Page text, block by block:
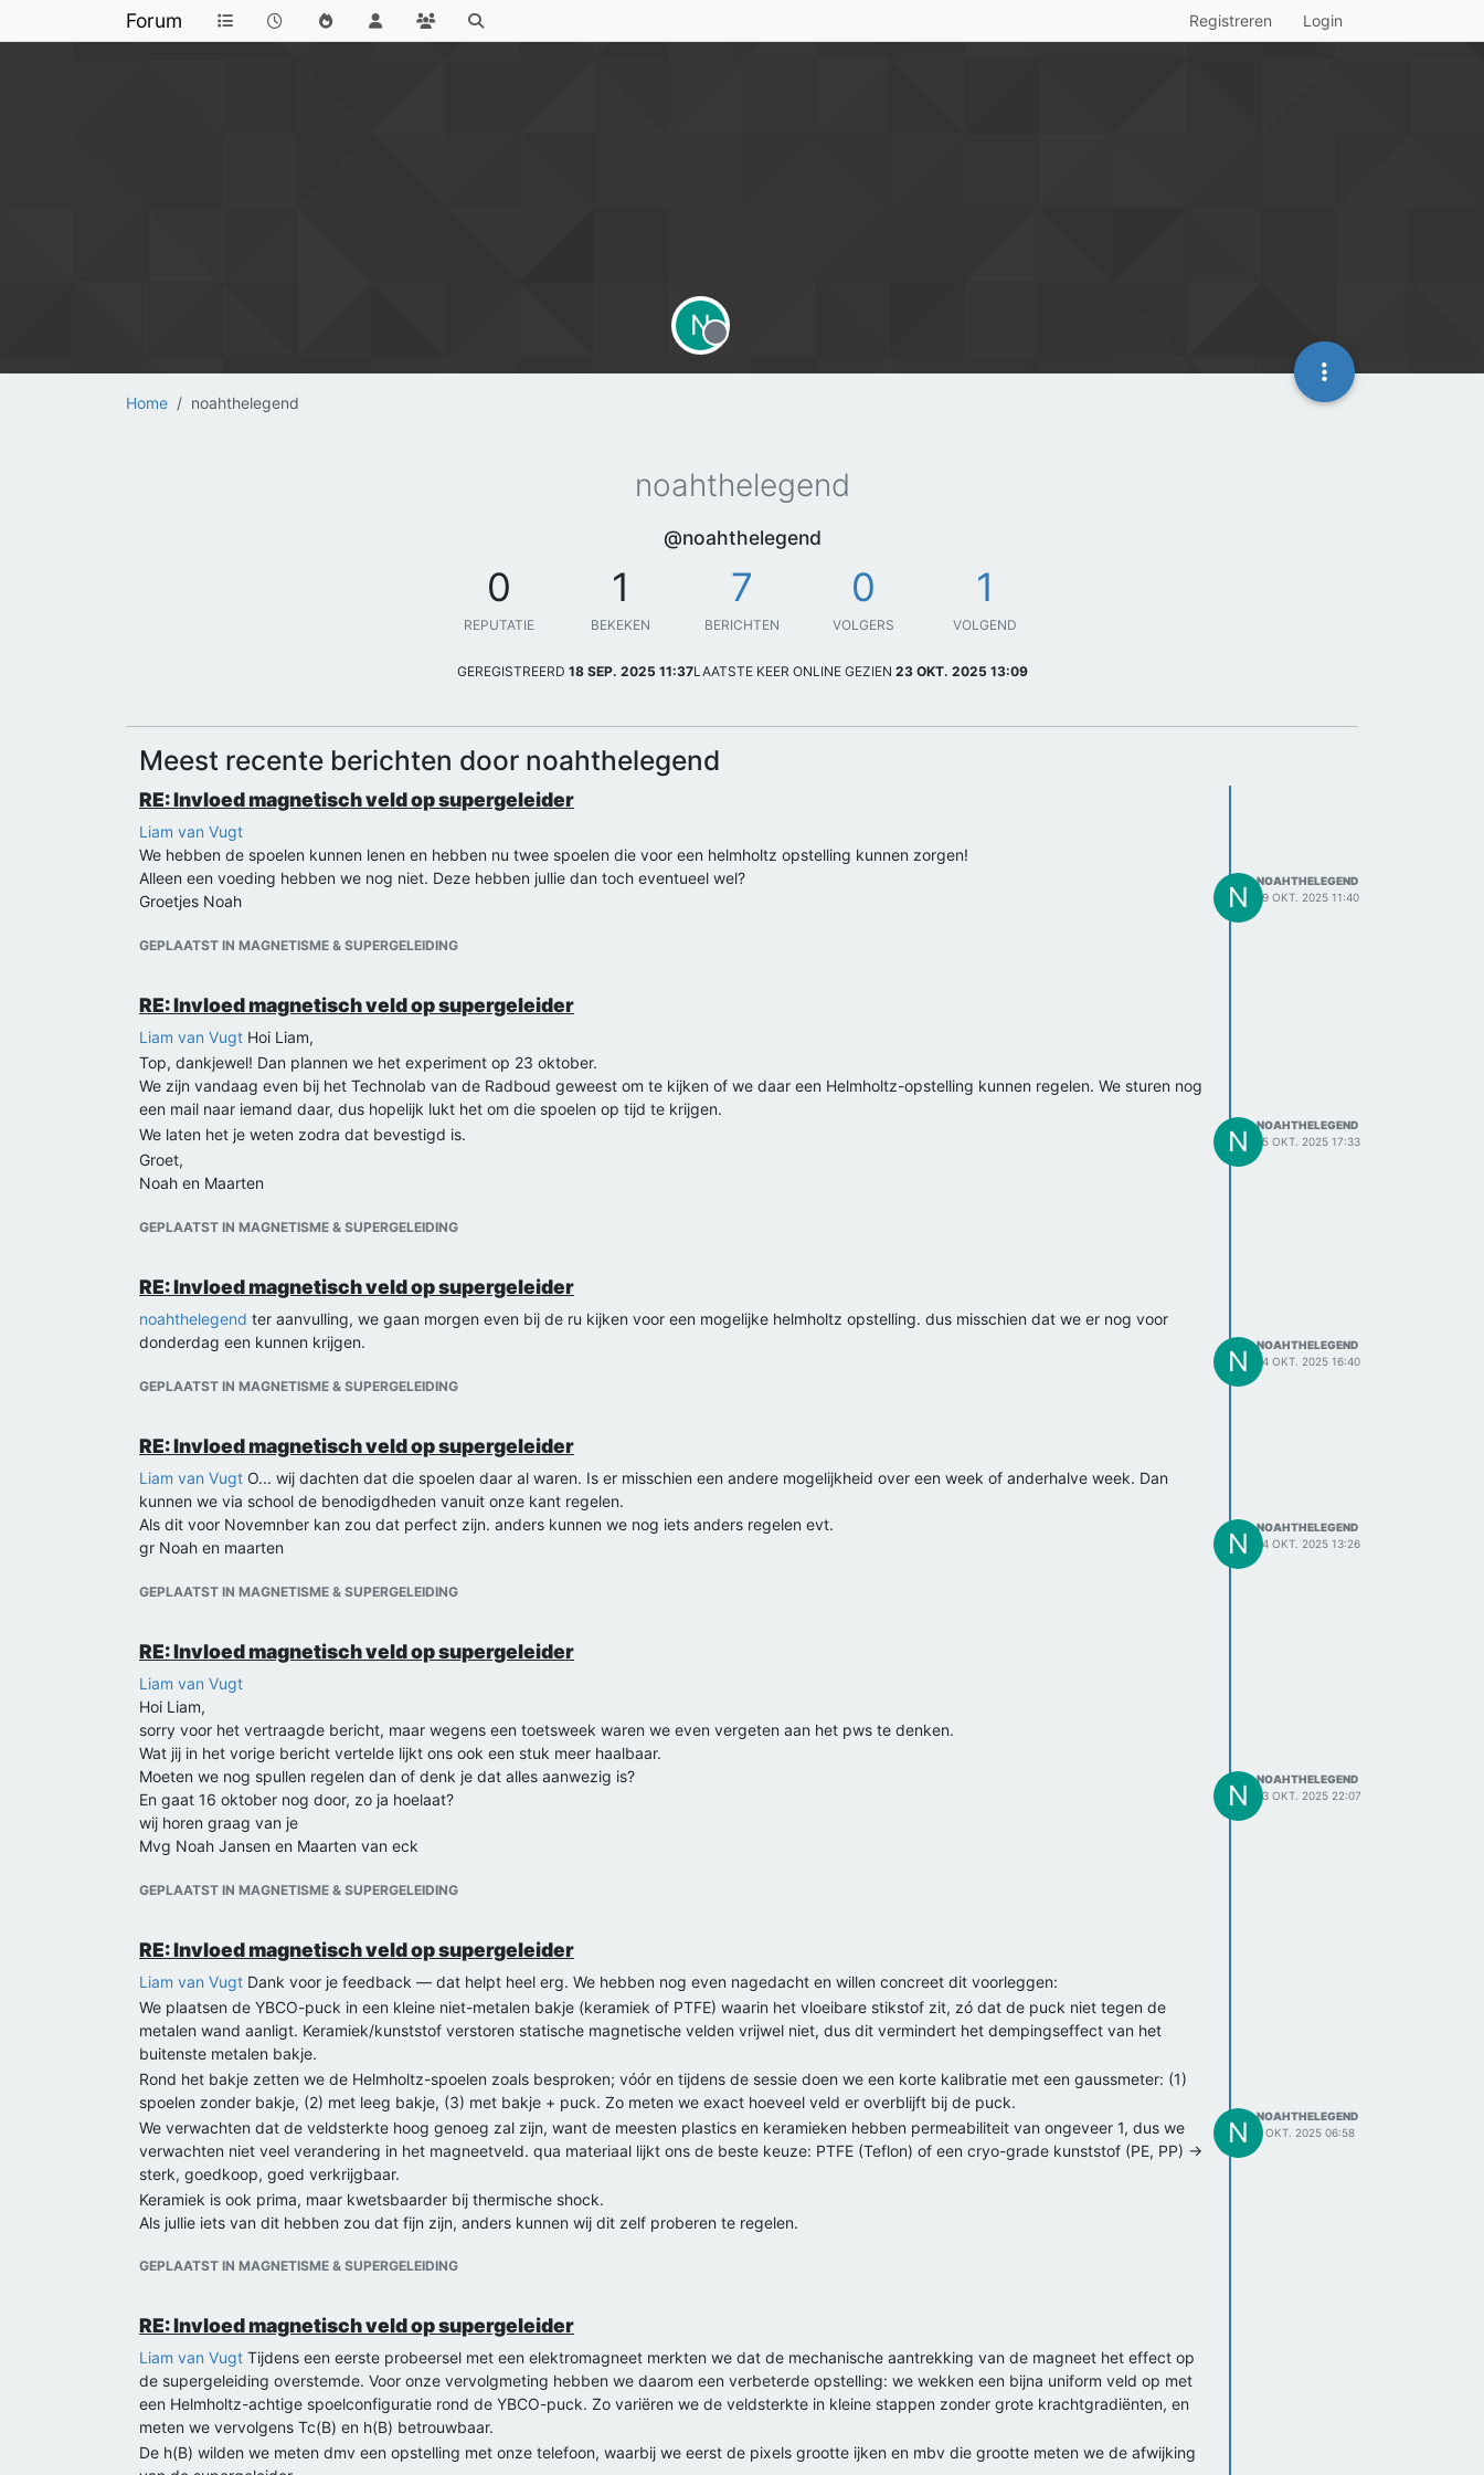
Forum Registreren Login
Home noahthelegend
N
Offline
noahthelegend
@noahthelegend
0
REPUTATIE
1
BEKEKEN
7
BERICHTEN
0
VOLGERS
1
VOLGEND
GEREGISTREERD 18 SEP. 2025 11:37LAATSTE KEER ONLINE GEZIEN 23 OKT. 2025 13:09
Meest recente berichten door noahthelegend
RE: Invloed magnetisch veld op supergeleider
Liam van Vugt
We hebben de spoelen kunnen lenen en hebben nu twee spoelen die voor een helmholtz opstelling kunnen zorgen!
Alleen een voeding hebben we nog niet. Deze hebben jullie dan toch eventueel wel?
Groetjes Noah
GEPLAATST IN MAGNETISME & SUPERGELEIDING
N
NOAHTHELEGEND
19 OKT. 2025 11:40
RE: Invloed magnetisch veld op supergeleider
Liam van Vugt Hoi Liam,
Top, dankjewel! Dan plannen we het experiment op 23 oktober.
We zijn vandaag even bij het Technolab van de Radboud geweest om te kijken of we daar een Helmholtz-opstelling kunnen regelen. We sturen nog
een mail naar iemand daar, dus hopelijk lukt het om die spoelen op tijd te krijgen.
We laten het je weten zodra dat bevestigd is.
Groet,
Noah en Maarten
GEPLAATST IN MAGNETISME & SUPERGELEIDING
N
NOAHTHELEGEND
15 OKT. 2025 17:33
RE: Invloed magnetisch veld op supergeleider
noahthelegend ter aanvulling, we gaan morgen even bij de ru kijken voor een mogelijke helmholtz opstelling. dus misschien dat we er nog voor
donderdag een kunnen krijgen.
GEPLAATST IN MAGNETISME & SUPERGELEIDING
N
NOAHTHELEGEND
14 OKT. 2025 16:40
RE: Invloed magnetisch veld op supergeleider
Liam van Vugt O... wij dachten dat die spoelen daar al waren. Is er misschien een andere mogelijkheid over een week of anderhalve week. Dan
kunnen we via school de benodigdheden vanuit onze kant regelen.
Als dit voor Novemnber kan zou dat perfect zijn. anders kunnen we nog iets anders regelen evt.
gr Noah en maarten
GEPLAATST IN MAGNETISME & SUPERGELEIDING
N
NOAHTHELEGEND
14 OKT. 2025 13:26
RE: Invloed magnetisch veld op supergeleider
Liam van Vugt
Hoi Liam,
sorry voor het vertraagde bericht, maar wegens een toetsweek waren we even vergeten aan het pws te denken.
Wat jij in het vorige bericht vertelde lijkt ons ook een stuk meer haalbaar.
Moeten we nog spullen regelen dan of denk je dat alles aanwezig is?
En gaat 16 oktober nog door, zo ja hoelaat?
wij horen graag van je
Mvg Noah Jansen en Maarten van eck
GEPLAATST IN MAGNETISME & SUPERGELEIDING
N
NOAHTHELEGEND
13 OKT. 2025 22:07
RE: Invloed magnetisch veld op supergeleider
Liam van Vugt Dank voor je feedback — dat helpt heel erg. We hebben nog even nagedacht en willen concreet dit voorleggen:
We plaatsen de YBCO-puck in een kleine niet-metalen bakje (keramiek of PTFE) waarin het vloeibare stikstof zit, zó dat de puck niet tegen de
metalen wand aanligt. Keramiek/kunststof verstoren statische magnetische velden vrijwel niet, dus dit vermindert het dempingseffect van het
buitenste metalen bakje.
Rond het bakje zetten we de Helmholtz-spoelen zoals besproken; vóór en tijdens de sessie doen we een korte kalibratie met een gaussmeter: (1)
spoelen zonder bakje, (2) met leeg bakje, (3) met bakje + puck. Zo meten we exact hoeveel veld er overblijft bij de puck.
We verwachten dat de veldsterkte hoog genoeg zal zijn, want de meesten plastics en keramieken hebben permeabiliteit van ongeveer 1, dus we
verwachten niet veel verandering in het magneetveld. qua materiaal lijkt ons de beste keuze: PTFE (Teflon) of een cryo-grade kunststof (PE, PP) ->
sterk, goedkoop, goed verkrijgbaar.
Keramiek is ook prima, maar kwetsbaarder bij thermische shock.
Als jullie iets van dit hebben zou dat fijn zijn, anders kunnen wij dit zelf proberen te regelen.
Qua schakeling gebruiken we het liefste dezelfde als de vorige keer.
Groet,
GEPLAATST IN MAGNETISME & SUPERGELEIDING
N
NOAHTHELEGEND
1 OKT. 2025 06:58
RE: Invloed magnetisch veld op supergeleider
Liam van Vugt Tijdens een eerste probeersel met een elektromagneet merkten we dat de mechanische aantrekking van de magneet het effect op
de supergeleiding overstemde. Voor onze vervolgmeting hebben we daarom een verbeterde opstelling: we wekken een bijna uniform veld op met
een Helmholtz-achtige spoelconfiguratie rond de YBCO-puck. Zo variëren we de veldsterkte in kleine stappen zonder grote krachtgradiënten, en
meten we vervolgens Tc​(B) en h(B) betrouwbaar.
De h(B) wilden we meten dmv een opstelling met onze telefoon, waarbij we eerst de pixels grootte ijken en mbv die grootte meten we de afwijking